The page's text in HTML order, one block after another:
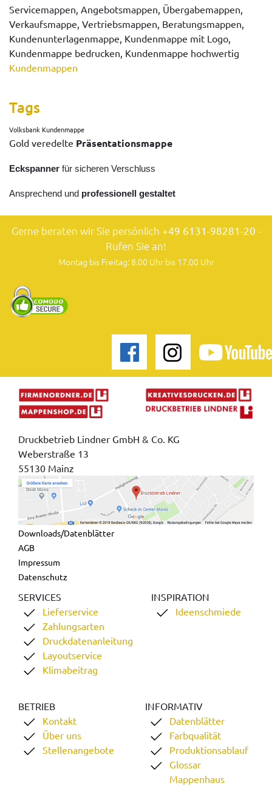
Servicemappen, Angebotsmappen, Übergabemappen,
Verkaufsmappe, Vertriebsmappen, Beratungsmappen,
Kundenunterlagenmappe, Kundenmappe mit Logo,
Kundenmappe bedrucken, Kundenmappe hochwertig
Kundenmappen
Tags
Volksbank Kundenmappe
Gold veredelte Präsentationsmappe
Eckspanner für sicheren Verschluss
Ansprechend und professionell gestaltet
Gerne beraten wir Sie persönlich +49 6131-98281-20 -
Rufen Sie an!
Montag bis Freitag: 8.00 Uhr bis 17.00 Uhr
Druckbetrieb Lindner GmbH & Co. KG
Weberstraße 13
55130 Mainz
Downloads/Datenblätter
AGB
Impressum
Datenschutz
SERVICES
Lieferservice
Zahlungsarten
Druckdatenanleitung
Layoutservice
Klimabeitrag
INSPIRATION
Ideenschmiede
BETRIEB
Kontakt
Über uns
Stellenangebote
INFORMATIV
Datenblätter
Farbqualität
Produktionsablauf
Glossar
Mappenhaus